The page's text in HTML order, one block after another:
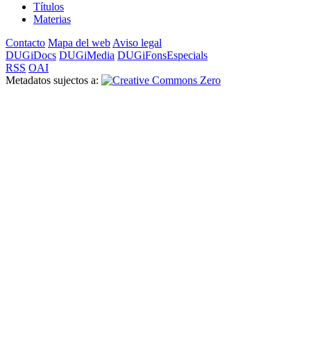
Títulos
Materias
Contacto Mapa del web Aviso legal
DUGiDocs DUGiMedia DUGiFonsEspecials
RSS OAI
Metadatos sujectos a: